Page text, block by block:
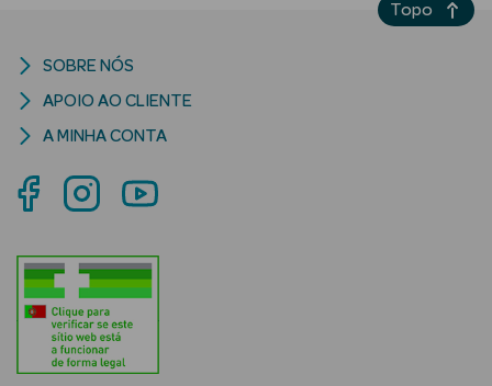
Lábios
Solares Bebé e
Criança
Rosto e
SOBRE NÓS
APOIO AO CLIENTE
A MINHA CONTA
Topo